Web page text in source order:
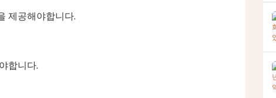
제공해야합니다.
합니다.